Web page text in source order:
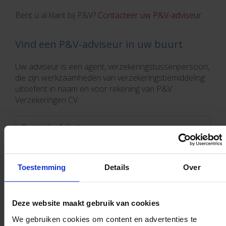
Toestemming Details Over
Deze website maakt gebruik van cookies
We gebruiken cookies om content en advertenties te
Bent u al klant bij P&V? Contacteer uw P&V-adviseur.
Vind een P&V-adviseur in uw buurt
Uw adviseur is een agent, verzekeringstussenpersoon,
die zijn werkzaamheden van verzekeringsbemiddeling
uitoefent in naam en voor rekening van P&V
Verzekeringen CV.